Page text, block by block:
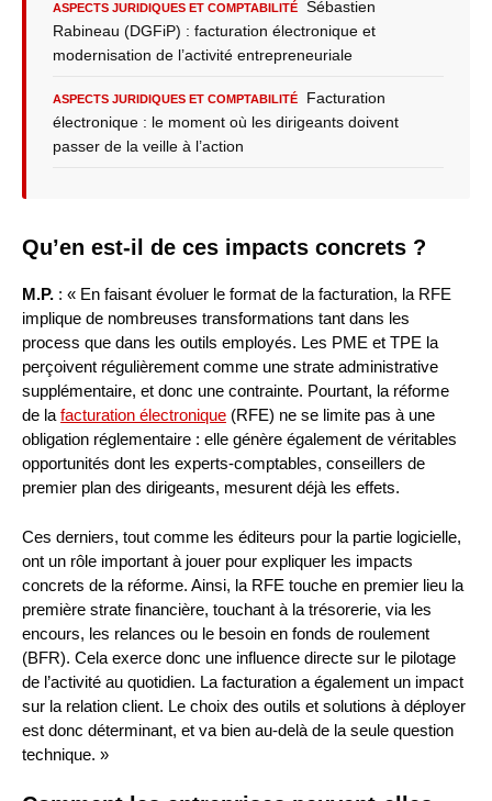
ASPECTS JURIDIQUES ET COMPTABILITÉ
Sébastien
Rabineau (DGFiP) : facturation électronique et
modernisation de l’activité entrepreneuriale
ASPECTS JURIDIQUES ET COMPTABILITÉ
Facturation
électronique : le moment où les dirigeants doivent
passer de la veille à l’action
Qu’en est-il de ces impacts concrets ?
M.P. : « En faisant évoluer le format de la facturation, la RFE
implique de nombreuses transformations tant dans les
process que dans les outils employés. Les PME et TPE la
perçoivent régulièrement comme une strate administrative
supplémentaire, et donc une contrainte. Pourtant, la réforme
de la facturation électronique (RFE) ne se limite pas à une
obligation réglementaire : elle génère également de véritables
opportunités dont les experts-comptables, conseillers de
premier plan des dirigeants, mesurent déjà les effets.
Ces derniers, tout comme les éditeurs pour la partie logicielle,
ont un rôle important à jouer pour expliquer les impacts
concrets de la réforme. Ainsi, la RFE touche en premier lieu la
première strate financière, touchant à la trésorerie, via les
encours, les relances ou le besoin en fonds de roulement
(BFR). Cela exerce donc une influence directe sur le pilotage
de l’activité au quotidien. La facturation a également un impact
sur la relation client. Le choix des outils et solutions à déployer
est donc déterminant, et va bien au-delà de la seule question
technique. »